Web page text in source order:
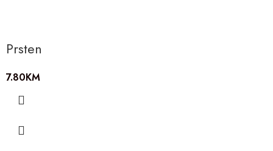
Prsten
7.80KM